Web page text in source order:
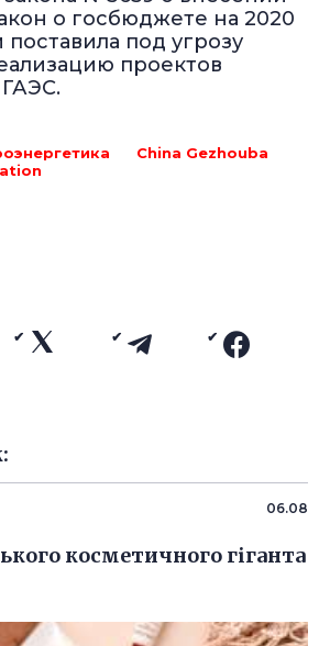
о госбюджете на 2020
под угрозу
проектов
China Gezhouba
06.08
косметичного гіганта